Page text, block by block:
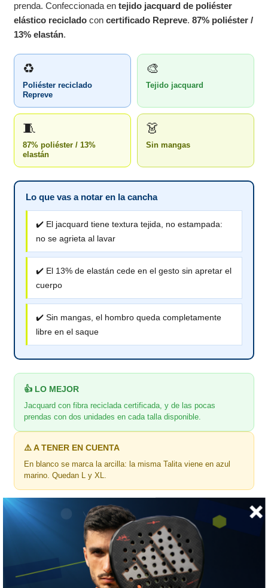
prenda. Confeccionada entejido jacquard de poliéster
elástico reciclado concertificado Repreve.87% poliéster /
13% elastán.
♻️
Poliéster reciclado
Repreve
🎨
Tejido jacquard
🧵
87% poliéster / 13%
elastán
👗
Sin mangas
Lo que vas a notar en la cancha
✔️ El jacquard tiene textura tejida, no estampada:
no se agrieta al lavar
✔️ El 13% de elastán cede en el gesto sin apretar el
cuerpo
✔️ Sin mangas, el hombro queda completamente
libre en el saque
👍 LO MEJOR
Jacquard con fibra reciclada certificada, y de las pocas
prendas con dos unidades en cada talla disponible.
⚠️ A TENER EN CUENTA
En blanco se marca la arcilla: la misma Talita viene en azul
marino. Quedan L y XL.
🎯 ¿Para quién es?
Para la que quiere una prenda sin mangas que sirva dentro y
fuera de la cancha.
📏 GUÍA DE TALLAS